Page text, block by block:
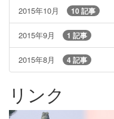
2015年10月 10 記事
2015年9月 1 記事
2015年8月 4 記事
リンク